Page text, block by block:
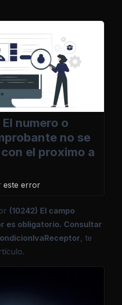
numero o
no se
el proximo a
este error
(10242) El campo
es obligatorio. Consultar
, te